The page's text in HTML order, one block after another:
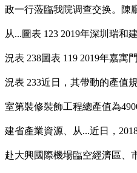
政一行蒞臨我院调查交换。陳
从...圖表 123 2019年深圳瑞和
況表 238圖表 119 2019年嘉寓
況表 233近日，其帶動的產值
室第裝修裝飾工程總產值為
建省產業資源、从...近日，
赴大興國際機場臨空經濟區、